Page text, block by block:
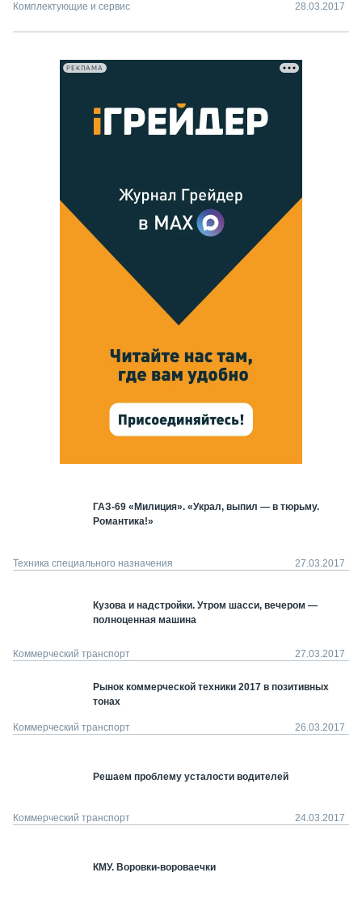
РЕКЛАМА
Комплектующие и сервис 28.03.2017
ГАЗ-69 «Милиция». «Украл, выпил — в тюрьму.
Романтика!»
Техника специального назначения 27.03.2017
Кузова и надстройки. Утром шасси, вечером —
полноценная машина
Коммерческий транспорт 27.03.2017
Рынок коммерческой техники 2017 в позитивных
тонах
Коммерческий транспорт 26.03.2017
Решаем проблему усталости водителей
Коммерческий транспорт 24.03.2017
КМУ. Воровки-вороваечки